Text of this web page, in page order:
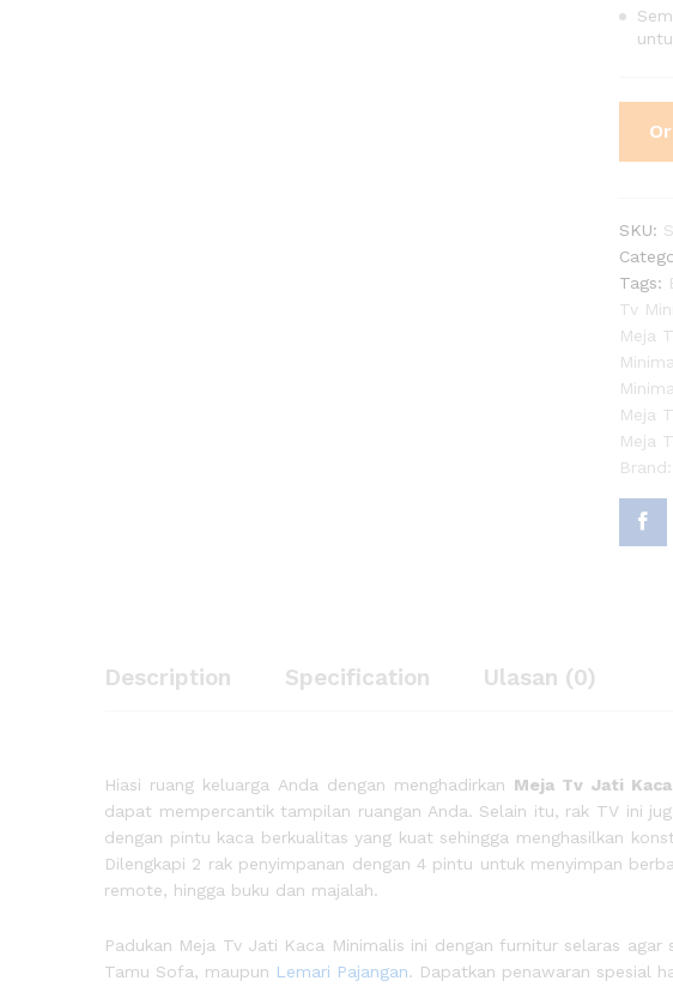
SKU:
Tags:
Tv
Meja
Meja
Meja
Brand:
Description Specification Ulasan (0)
Hiasi ruang keluarga Anda dengan menghadirkan Meja Tv Jati
dapat mempercantik tampilan ruangan Anda. Selain itu, rak TV ini
dengan pintu kaca berkualitas yang kuat sehingga menghasilkan
Dilengkapi 2 rak penyimpanan dengan 4 pintu untuk menyimpan
remote, hingga buku dan majalah.
Padukan Meja Tv Jati Kaca Minimalis ini dengan furnitur selaras agar
Tamu Sofa, maupun Lemari Pajangan. Dapatkan penawaran spesial